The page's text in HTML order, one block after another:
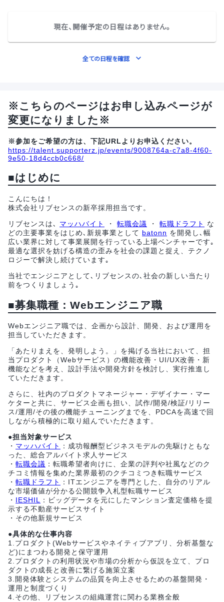
現在、開催予定の日程はありません。
全ての日程を確認
※こちらのページはお申し込みページが
変更になりました※
※参加をご希望の方は、下記URLよりお申込ください。
https://talent.supporterz.jp/events/9008764a-c7a8-4f60-
9e50-18d4ccb0c668/
■はじめに
こんにちは！
株式会社リブセンスの新卒採用担当です。
リブセンスは､ マッハバイト ・ 転職会議 ・ 転職ドラフト
な
どの主要事業をはじめ､新規事業として batonn を開発し､幅
広い業界に対して事業展開を行っている上場ベンチャーです｡
最適な選択を妨げる構造の歪みを社会の課題と捉え、テクノ
ロジーで解決し続けています｡
当社でエンジニアとして､リブセンスの､社会の新しい当たり
前をつくりましょう｡
■募集職種：Webエンジニア職
Webエンジニア職では、企画から設計、開発、および運用を
担当していただきます。
「あたりまえを、発明しよう。」を掲げる当社において、担
当プロダクト（Webサービス）の機能改善・UI/UX改善・新
機能などを考え、設計手法や開発方針を検討し、実行推進し
ていただきます。
さらに、社内のプロダクトマネージャー・デザイナー・マー
ケターと共に、サービス企画も担い、試作/開発/検証/リリー
ス/運用/その後の機能チューニングまでを、PDCAを高速で回
しながら積極的に取り組んでいただきます。
●担当対象サービス
・ マッハバイト
：成功報酬型ビジネスモデルの先駆けともな
った、総合アルバイト求人サービス
・ 転職会議 ：転職希望者向けに、企業の評判や社風などのク
チコミ情報を集めた業界最初のクチコミつき転職サービス
・ 転職ドラフト
：ITエンジニアを専門とした、自分のリアル
な市場価値が分かる公開競争入札型転職サービス
・ IESHIL ：ビッグデータを元にしたマンション査定価格を提
示する不動産サービスサイト
・その他新規サービス
●具体的な仕事内容
1.プロダクト(Webサービスやネイティブアプリ、分析基盤な
ど)にまつわる開発と保守運用
2.プロダクトの利用状況や市場の分析から仮説を立て、プロ
ダクトの成長と改善に繋げる施策立案
3.開発体験とシステムの品質を向上させるための基盤開発・
運用と制度づくり
4.その他、リブセンスの組織運営に関わる業務全般